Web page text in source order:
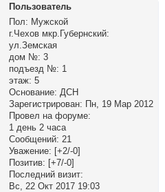
Пользователь
Пол: Мужской
г.Чехов мкр.Губернский:
ул.Земская
дом №: 3
подъезд №: 1
этаж: 5
Основание: ДСН
Зарегистрирован: Пн, 19 Мар 2012
Провел на форуме:
1 день 2 часа
Сообщений: 21
Уважение: [+2/-0]
Позитив: [+7/-0]
Последний визит:
Вс, 22 Окт 2017 19:03